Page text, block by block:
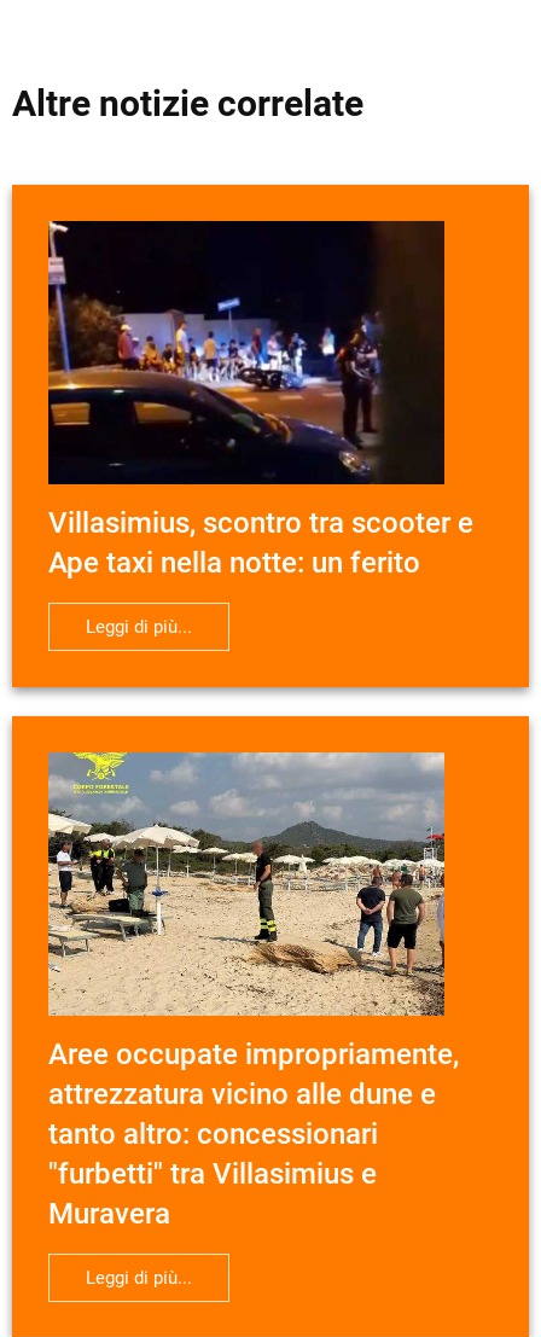
Altre notizie correlate
Villasimius, scontro tra scooter e
Ape taxi nella notte: un ferito
Leggi di più...
Aree occupate impropriamente,
attrezzatura vicino alle dune e
tanto altro: concessionari
"furbetti" tra Villasimius e
Muravera
Leggi di più...